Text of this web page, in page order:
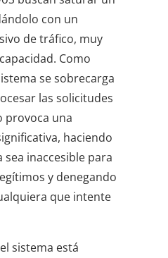
con un
de tráfico, muy
Como
se sobrecarga
las solicitudes
provoca una
haciendo
sea inaccesible para
y denegando
que intente
sistema está